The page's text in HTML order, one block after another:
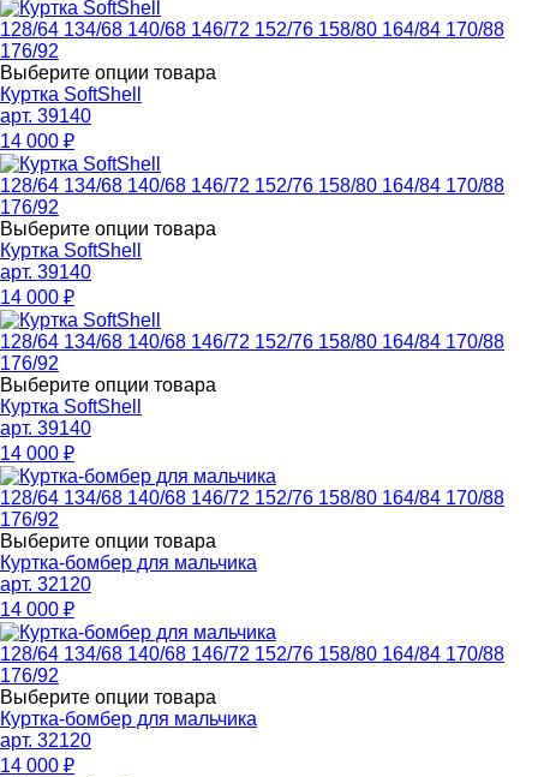
128/64 134/68 140/68 146/72 152/76 158/80 164/84 170/88
176/92
Выберите опции товара
Куртка SoftShell
арт. 39140
14 000 ₽
128/64 134/68 140/68 146/72 152/76 158/80 164/84 170/88
176/92
Выберите опции товара
Куртка SoftShell
арт. 39140
14 000 ₽
128/64 134/68 140/68 146/72 152/76 158/80 164/84 170/88
176/92
Выберите опции товара
Куртка SoftShell
арт. 39140
14 000 ₽
128/64 134/68 140/68 146/72 152/76 158/80 164/84 170/88
176/92
Выберите опции товара
Куртка-бомбер для мальчика
арт. 32120
14 000 ₽
128/64 134/68 140/68 146/72 152/76 158/80 164/84 170/88
176/92
Выберите опции товара
Куртка-бомбер для мальчика
арт. 32120
14 000 ₽